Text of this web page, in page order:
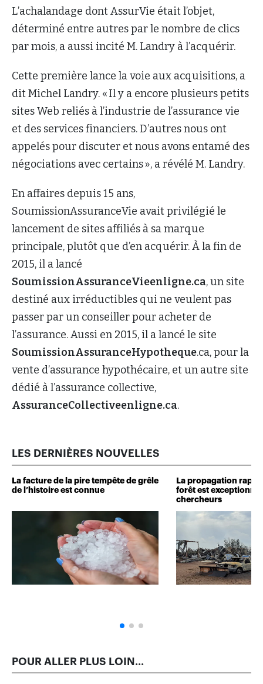
L’achalandage dont AssurVie était l’objet,
déterminé entre autres par le nombre de clics
par mois, a aussi incité M. Landry à l’acquérir.
Cette première lance la voie aux acquisitions, a
dit Michel Landry. « Il y a encore plusieurs petits
sites Web reliés à l’industrie de l’assurance vie
et des services financiers. D’autres nous ont
appelés pour discuter et nous avons entamé des
négociations avec certains », a révélé M. Landry.
En affaires depuis 15 ans,
SoumissionAssuranceVie avait privilégié le
lancement de sites affiliés à sa marque
principale, plutôt que d’en acquérir. À la fin de
2015, il a lancé
SoumissionAssuranceVieenligne.ca, un site
destiné aux irréductibles qui ne veulent pas
passer par un conseiller pour acheter de
l’assurance. Aussi en 2015, il a lancé le site
SoumissionAssuranceHypotheque.ca, pour la
vente d’assurance hypothécaire, et un autre site
dédié à l’assurance collective,
AssuranceCollectiveenligne.ca.
LES DERNIÈRES NOUVELLES
La facture de la pire tempête de grêle
de l’histoire est connue
La propagation
forêt est
chercheurs
POUR ALLER PLUS LOIN...